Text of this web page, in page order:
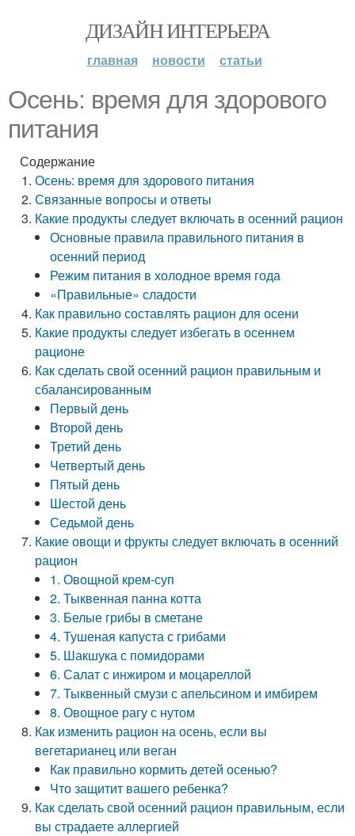
ДИЗАЙН ИНТЕРЬЕРА
главная новости статьи
Осень: время для здорового
питания
Содержание
Осень: время для здорового питания
Связанные вопросы и ответы
Какие продукты следует включать в осенний рацион
Основные правила правильного питания в
осенний период
Режим питания в холодное время года
«Правильные» сладости
Как правильно составлять рацион для осени
Какие продукты следует избегать в осеннем
рационе
Как сделать свой осенний рацион правильным и
сбалансированным
Первый день
Второй день
Третий день
Четвертый день
Пятый день
Шестой день
Седьмой день
Какие овощи и фрукты следует включать в осенний
рацион
1. Овощной крем-суп
2. Тыквенная панна котта
3. Белые грибы в сметане
4. Тушеная капуста с грибами
5. Шакшука с помидорами
6. Салат с инжиром и моцареллой
7. Тыквенный смузи с апельсином и имбирем
8. Овощное рагу с нутом
Как изменить рацион на осень, если вы
вегетарианец или веган
Как правильно кормить детей осенью?
Что защитит вашего ребенка?
Как сделать свой осенний рацион правильным, если
вы страдаете аллергией